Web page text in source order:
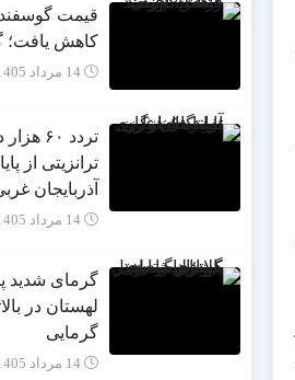
کاهش یافت؛
14 مرداد 1405
تردد
ترانزیتی از
آذربایجان
14 مرداد 1405
گرمای شدید
لهستان در
گرمایی
14 مرداد 1405